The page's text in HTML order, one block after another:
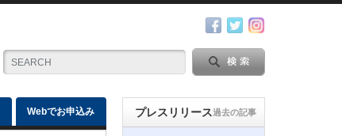
Webでお申込み プレスリリース過去の記事